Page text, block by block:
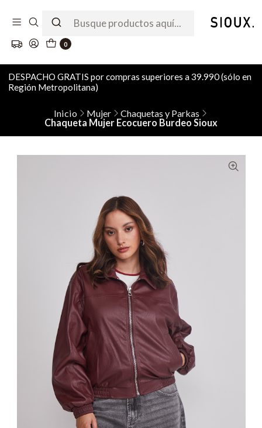
0
DESPACHO GRATIS por compras superiores a 39.990 (sólo en
Región Metropolitana)
Inicio Mujer
Chaquetas y Parkas
Chaqueta Mujer Ecocuero Burdeo Sioux